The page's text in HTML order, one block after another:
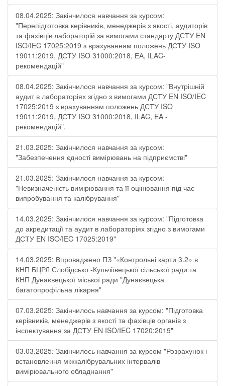
08.04.2025: Закінчилося навчання за курсом:
"Перепідготовка керівників, менеджерів з якості, аудиторів
та фахівців лабораторій за вимогами стандарту ДСТУ EN
ISO/IEC 17025:2019 з врахуванням положень ДСТУ ISO
19011:2019, ДСТУ ISO 31000:2018, ЕА, ILAC-
рекомендацій"
08.04.2025: Закінчилося навчання за курсом: "Внутрішній
аудит в лабораторіях згідно з вимогами ДСТУ EN ISO/IEC
17025:2019 з врахуванням положень ДСТУ ISO
19011:2019, ДСТУ ISO 31000:2018, ILAC, EA -
рекомендацій".
21.03.2025: Закінчилося навчання за курсом:
"Забезпечення єдності вимірювань на підприємстві"
21.03.2025: Закінчилося навчання за курсом:
"Невизначеність вимірювання та її оцінювання під час
випробування та калібрування"
14.03.2025: Закінчилося навчання за курсом: "Підготовка
до акредитації та аудит в лабораторіях згідно з вимогами
ДСТУ EN ISO/IEC 17025:2019"
14.03.2025: Впроваджено ПЗ "«Контрольні карти 3.2» в
КНП БЦРЛ Слобідсько -Кульчіївецької сільської ради та
КНП Дунаєвецької міської ради "Дунаєвецька
багатопрофільна лікарня"
07.03.2025: Закінчилось навчання за курсом: "Підготовка
керівників, менеджерів з якості та фахівців органів з
інспектування за ДСТУ EN ISO/IEC 17020:2019"
03.03.2025: Закінчилось навчання за курсом "Розрахунок і
встановлення міжкалібрувальних інтервалів
вимірювального обладнання"